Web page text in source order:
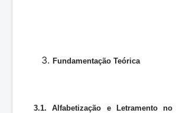
Fundamentação Teórica
3.1. Alfabetização e Letramento